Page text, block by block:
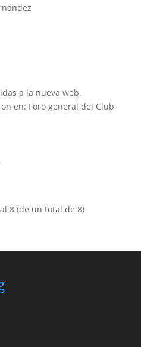
a la nueva web.
en: Foro general del Club
8 (de un total de 8)